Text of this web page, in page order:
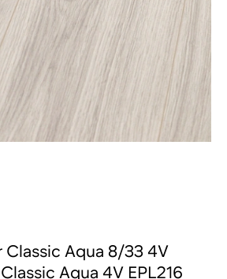
Classic Aqua 8/33 4V
Aqua 4V EPL216